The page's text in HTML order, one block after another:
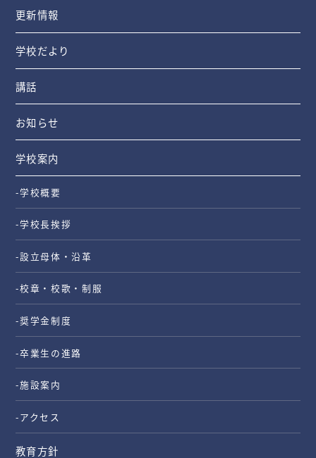
更新情報
学校だより
講話
お知らせ
学校案内
-学校概要
-学校長挨拶
-設立母体・沿革
-校章・校歌・制服
-奨学金制度
-卒業生の進路
-施設案内
-アクセス
教育方針